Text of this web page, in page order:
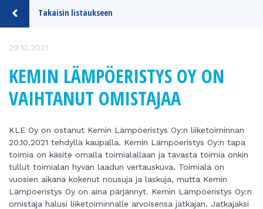
Takaisin listaukseen
29.10.2021
KEMIN LÄMPÖERISTYS OY ON
VAIHTANUT OMISTAJAA
KLE Oy on ostanut Kemin Lämpöeristys Oy:n liiketoiminnan
20.10.2021 tehdyllä kaupalla. Kemin Lämpöeristys Oy:n tapa
toimia on käsite omalla toimialallaan ja tavasta toimia onkin
tullut toimialan hyvän laadun vertauskuva. Toimiala on
vuosien aikana kokenut nousuja ja laskuja, mutta Kemin
Lämpöeristys Oy on aina pärjännyt. Kemin Lämpöeristys Oy:n
omistaja halusi liiketoiminnalle arvoisensa jatkajan. Jatkajaksi